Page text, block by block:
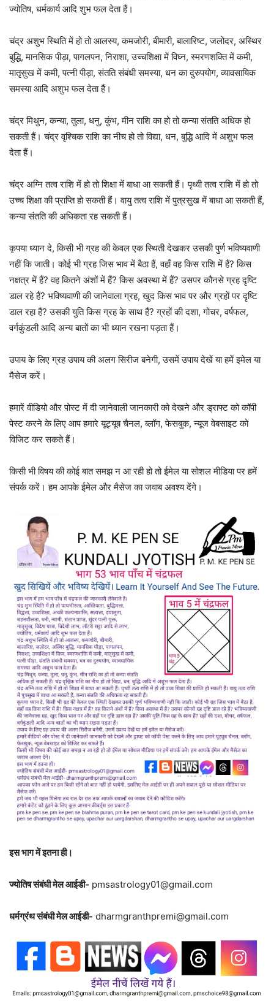
ज्योतिष, धर्मकार्य आदि शुभ फल देता हैं।
चंद्र अशुभ स्थिति में हो तो आलस्य, कमजोरी, बीमारी, बालारिष्ट, जलोदर, अस्थिर
बुद्धि, मानसिक पीड़ा, पागलपन, निराशा, उच्चशिक्षा में विघ्न, स्मरणशक्ति में कमी,
मातृसुख में कमी, पत्नी पीड़ा, संतति संबंधी समस्या, धन का दुरुपयोग, व्यावसायिक
समस्या आदि अशुभ फल देता हैं।
चंद्र मिथुन, कन्या, तुला, धनु, कुंभ, मीन राशि का हो तो कन्या संतति अधिक हो
सकती हैं। चंद्र वृश्चिक राशि का नीच हो तो विद्या, धन, बुद्धि आदि में अशुभ फल
देता हैं।
चंद्र अग्नि तत्व राशि में हो तो शिक्षा में बाधा आ सकती हैं। पृथ्वी तत्व राशि में हो तो
उच्च शिक्षा की प्राप्ति हो सकती हैं। वायु तत्व राशि में पुत्रसुख में बाधा आ सकती हैं,
कन्या संतति की अधिकता रह सकती हैं।
कृपया ध्यान दे, किसी भी ग्रह की केवल एक स्थिती देखकर उसकी पुर्ण भविष्यवाणी
नहीं कि जाती। कोई भी ग्रह जिस भाव में बैठा हैं, वहाँ वह किस राशि में हैं? किस
नक्षत्र में हैं? वह कितने अंशों में हैं? किस अवस्था में हैं? उसपर कौनसे ग्रह दृष्टि
डाल रहे हैं? भविष्यवाणी की जानेवाला ग्रह, खुद किस भाव पर और ग्रहों पर दृष्टि
डाल रहा हैं? उसकी युति किस ग्रह के साथ हैं? ग्रहों की दशा, गोचर, वर्षफल,
वर्गकुंडली आदि अन्य बातों का भी ध्यान रखना पड़ता हैं।
उपाय के लिए ग्रह उपाय की अलग सिरीज बनेगी, उसमें उपाय देखें या हमें इमेल या
मैसेज करें।
हमारें वीडियो और पोस्ट में दी जानेवाली जानकारी को देखने और ड्राफ्ट को कॉपी
पेस्ट करने के लिए आप हमारे यूट्यूब चैनल, ब्लॉग, फेसबुक, न्यूज वेबसाइट को
विजिट कर सकते हैं।
किसी भी विषय की कोई बात समझ न आ रही हो तो ईमेल या सोशल मीडिया पर हमें
संपर्क करें। हम आपके ईमेल और मैसेज का जवाब अवश्य देंगे।
इस भाग में इतना ही।
ज्योतिष संबंधी मेल आईडी- pmsastrology01@gmail.com
धर्मग्रंथ संबंधी मेल आईडी- dharmgranthpremi@gmail.com